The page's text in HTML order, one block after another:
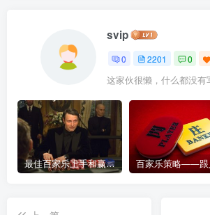
svip
0 2201 0
这家伙很懒，什么都没有
最佳百家乐上手和赢钱指南 – 终极版